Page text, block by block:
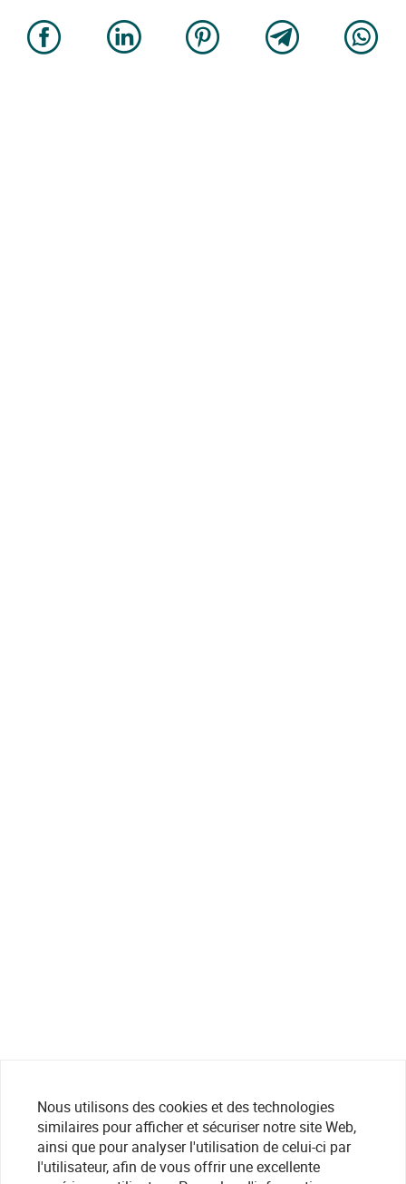
Nous utilisons des cookies et des technologies
similaires pour afficher et sécuriser notre site Web,
ainsi que pour analyser l'utilisation de celui-ci par
l'utilisateur, afin de vous offrir une excellente